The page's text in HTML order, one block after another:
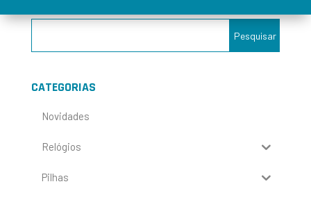
CATEGORIAS
Novidades
Relógios
Pilhas